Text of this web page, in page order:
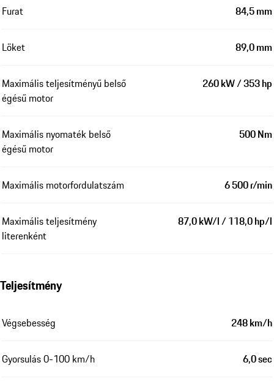
Furat 84,5 mm
Löket 89,0 mm
Maximális teljesítményű belső
égésű motor
260 kW / 353 hp
Maximális nyomaték belső
égésű motor
500 Nm
Maximális motorfordulatszám 6 500 r/min
Maximális teljesítmény
literenként
87,0 kW/l / 118,0 hp/l
Teljesítmény
Végsebesség 248 km/h
Gyorsulás 0-100 km/h 6,0 sec